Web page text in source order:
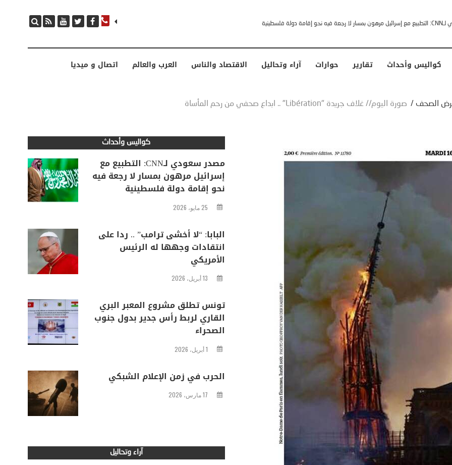
مصدر سعودي لـCNN: التطبيع مع إسرائيل مرهون بمسار لا رجعة فيه نحو إقامة دولة فلسطينية ترامب” .. ردا على انتقادات وجهها له الرئيس الأمريكي
كواليس وأحداث تقارير حوارات آراء وتحاليل الاقتصاد والناس العرب والعالم اتصال و ميديا
الصحف / صورة اليوم// غلاف جريدة "Libération" .. ابداع صحفي من رحم المأساة
كواليس وأحداث
مصدر سعودي لـCNN: التطبيع مع
إسرائيل مرهون بمسار لا رجعة فيه
نحو إقامة دولة فلسطينية
25 مايو، 2026
البابا: “لا أخشى ترامب” .. ردا على
انتقادات وجهها له الرئيس
الأمريكي
13 أبريل، 2026
تونس تطلق مشروع المعبر البري
القاري لربط رأس جدير بدول جنوب
الصحراء
1 أبريل، 2026
الحرب في زمن الإعلام الشبكي
17 مارس، 2026
آراء وتحاليل